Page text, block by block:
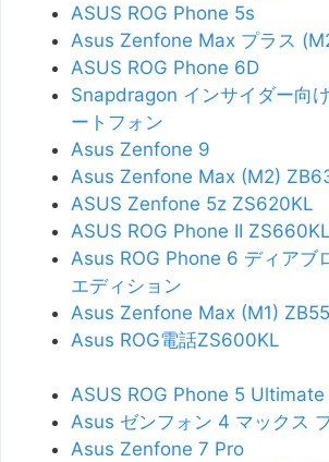
ASUS ROG Phone 5s
Asus Zenfone Max プラス
ASUS ROG Phone 6D
Snapdragon インサイダー向
ートフォン
Asus Zenfone 9
Asus Zenfone Max (M2)
ASUS Zenfone 5z ZS620KL
ASUS ROG Phone II ZS660KL
Asus ROG Phone 6 ディアブ
エディション
Asus Zenfone Max (M1)
Asus ROG電話ZS600KL
ASUS ROG Phone 5 Ultimate
Asus ゼンフォン 4 マックス
Asus Zenfone 7 Pro